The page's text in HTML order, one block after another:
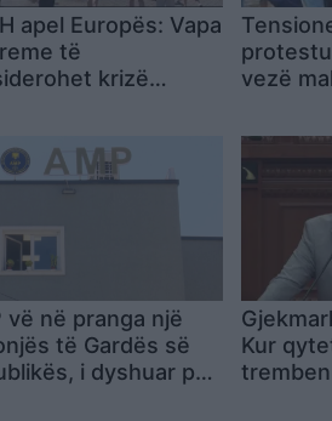
apel Europës: Vapa
të
krizë
vezë
së
vë në pranga një
të Gardës së
i dyshuar për
Kur